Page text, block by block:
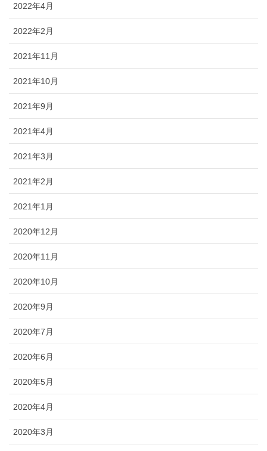
2022年4月
2022年2月
2021年11月
2021年10月
2021年9月
2021年4月
2021年3月
2021年2月
2021年1月
2020年12月
2020年11月
2020年10月
2020年9月
2020年7月
2020年6月
2020年5月
2020年4月
2020年3月